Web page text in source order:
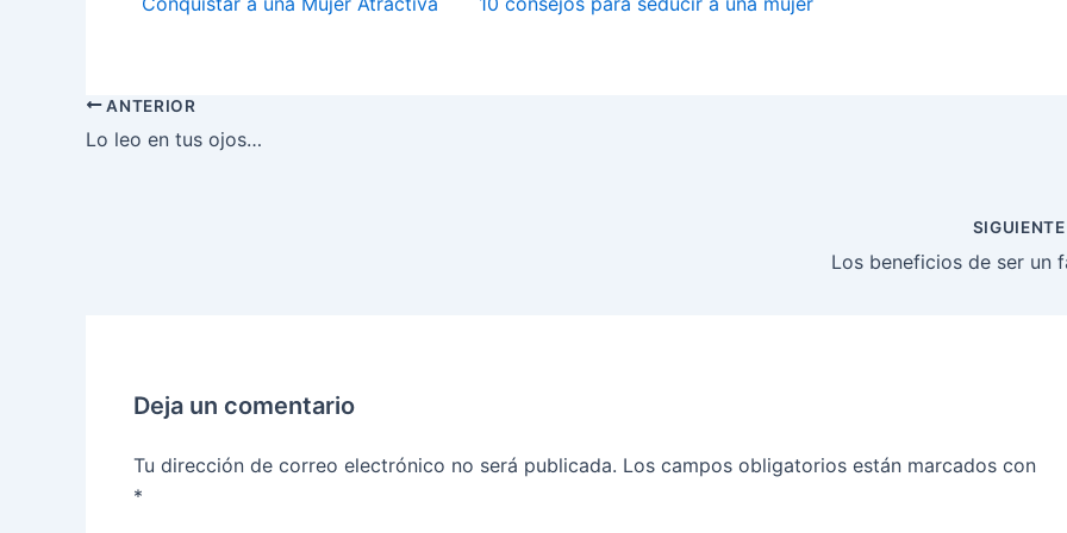
ANTERIOR
Lo leo en tus ojos…
SIGUIENTE
Los beneficios de ser un
Deja un comentario
Tu dirección de correo electrónico no será publicada. Los campos obligatorios están marcados con
*